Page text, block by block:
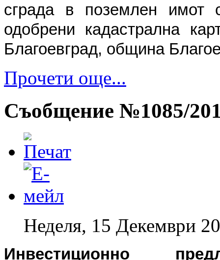
сграда в поземлен имот
одобрени кадастрална
Благоевград, община
Прочети още...
Съобщение №1085/
Неделя, 15 Декември
Инвестиционно